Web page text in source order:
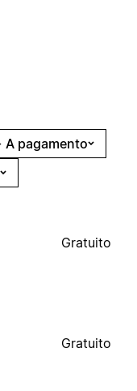
A pagamento
Gratuito
Gratuito